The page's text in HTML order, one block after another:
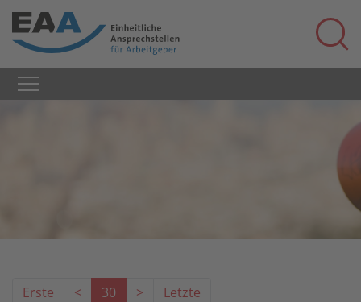
Erste < 30 > Letzte